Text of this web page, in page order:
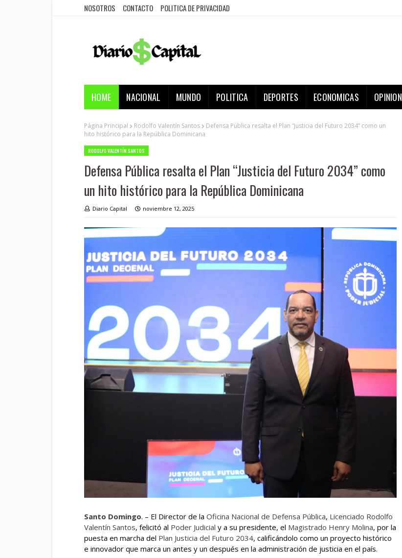
NOSOTROS CONTACTO POLITICA DE PRIVACIDAD
HOME NACIONAL MUNDO POLITICA DEPORTES ECONOMICAS OPINION
Página Principal Rodolfo Valentín Santos
Defensa Pública resalta el Plan “Justicia del Futuro 2034” como un
hito histórico para la República Dominicana
RODOLFO VALENTÍN SANTOS
Defensa Pública resalta el Plan “Justicia del Futuro 2034” como
un hito histórico para la República Dominicana
Diario Capital noviembre 12, 2025
Santo Domingo. – El Director de la Oficina Nacional de Defensa Pública, Licenciado Rodolfo
Valentín Santos, felicitó al Poder Judicial y a su presidente, el Magistrado Henry Molina, por la
puesta en marcha del Plan Justicia del Futuro 2034, calificándolo como un proyecto histórico
e innovador que marca un antes y un después en la administración de justicia en el país.